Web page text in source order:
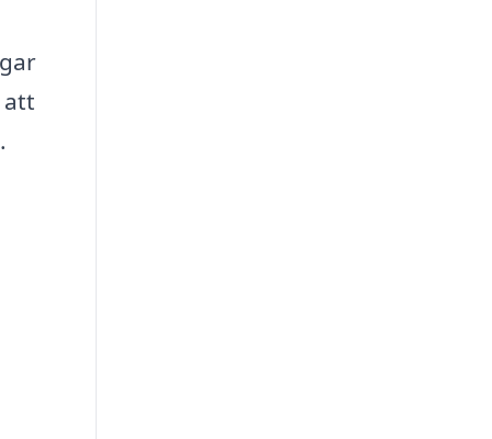
att